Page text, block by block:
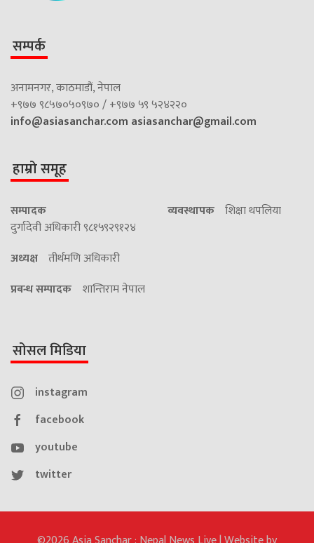
सम्पर्क
अनामनगर, काठमाडौं, नेपाल
+९७७ ९८५७०५०९७० / +९७७ ५९ ५२४२२०
info@asiasanchar.com asiasanchar@gmail.com
हाम्रो समूह
सम्पादक
दुर्गादेवी अधिकारी ९८१५९२९१२४
व्यवस्थापक शिक्षा थपलिया
अध्यक्ष तीर्थमणि अधिकारी
प्रबन्ध सम्पादक शान्तिराम नेपाल
सोसल मिडिया
instagram
facebook
youtube
twitter